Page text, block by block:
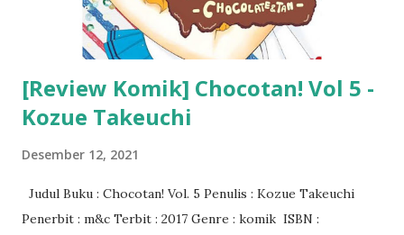
[Review Komik] Chocotan! Vol 5 -
Kozue Takeuchi
Desember 12, 2021
Judul Buku : Chocotan! Vol. 5 Penulis : Kozue Takeuchi
Penerbit : m&c Terbit : 2017 Genre : komik ISBN :